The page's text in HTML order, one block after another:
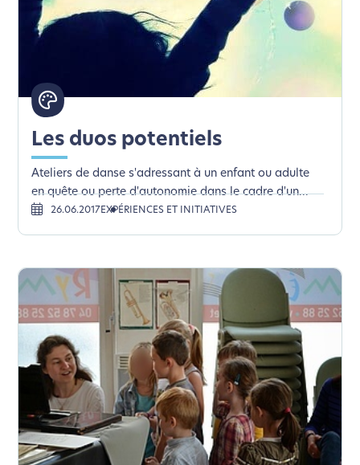
Les duos potentiels
Ateliers de danse s'adressant à un enfant ou adulte
en quête ou perte d'autonomie dans le cadre d'un...
26.06.2017EXPÉRIENCES ET INITIATIVES